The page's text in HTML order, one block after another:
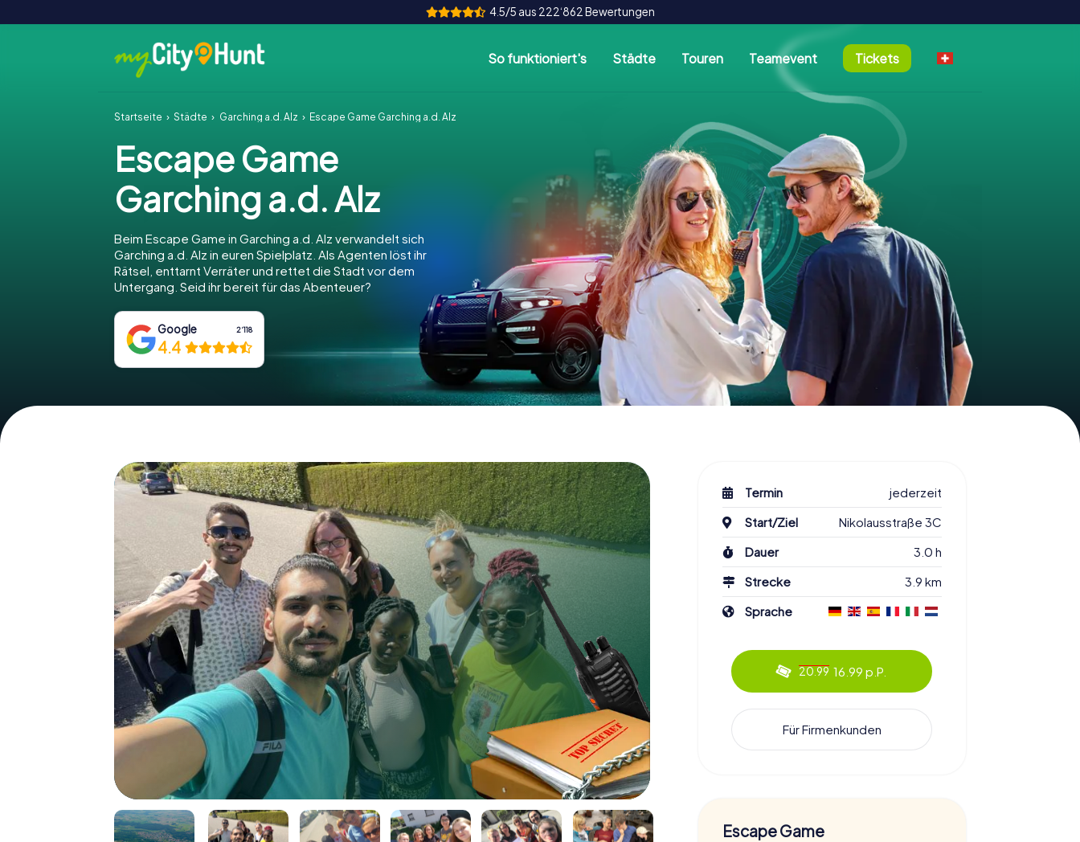
4.5/5 aus 222‘862 Bewertungen
So funktioniert's Städte Touren Teamevent Tickets
Startseite Städte Garching a.d. Alz Escape Game Garching a.d. Alz
Escape Game
Garching a.d. Alz
Beim Escape Game in Garching a.d. Alz verwandelt sich
Garching a.d. Alz in euren Spielplatz. Als Agenten löst ihr
Rätsel, enttarnt Verräter und rettet die Stadt vor dem
Untergang. Seid ihr bereit für das Abenteuer?
Google 2‘118
4.4
Termin
jederzeit
Start/Ziel
Nikolausstraße 3C
Dauer
3.0 h
Strecke
3.9 km
Sprache
20.99 16.99 p.P.
Für Firmenkunden
Escape Game